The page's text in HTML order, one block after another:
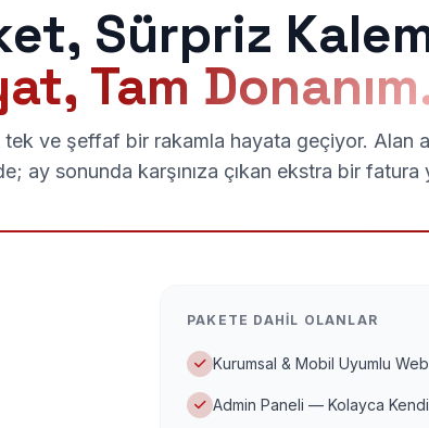
Sürpriz
Tam
tek ve şeffaf bir rakamla hayata geçiyor. Alan
ay sonunda karşınıza çıkan ekstra bir fatura
PAKETE DAHIL OLANLAR
Kurumsal & Mobil Uyumlu
Admin Paneli — Kolayca